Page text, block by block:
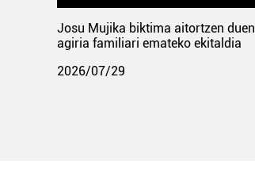
Josu Mujika biktima aitortzen duen
agiria familiari emateko ekitaldia
2026/07/29